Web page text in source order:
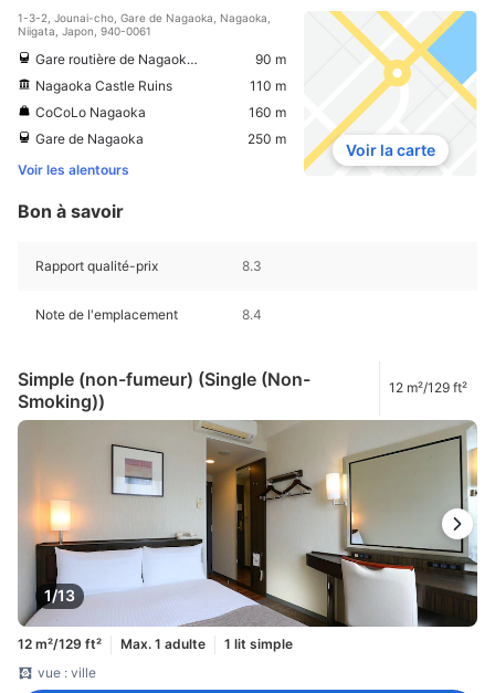
1-3-2, Jounai-cho, Gare de Nagaoka, Nagaoka,
Niigata, Japon, 940-0061
Gare routière de Nagaoka Oteguchi
90 m
Nagaoka Castle Ruins
110 m
CoCoLo Nagaoka
160 m
Gare de Nagaoka
250 m
Voir les alentours
Voir la carte
Bon à savoir
Rapport qualité-prix 8.3
Note de l'emplacement 8.4
Simple (non-fumeur) (Single (Non-
Smoking))
12 m²/129 ft²
1/13
12 m²/129 ft² Max. 1 adulte
1 lit simple
vue : ville